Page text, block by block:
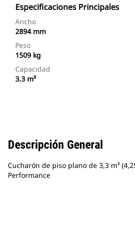
Especificaciones Principales
Ancho
2894 mm
Peso
1509 kg
Capacidad
3.3 m³
Descripción General
Cucharón de piso plano de 3,3 m³
Performance